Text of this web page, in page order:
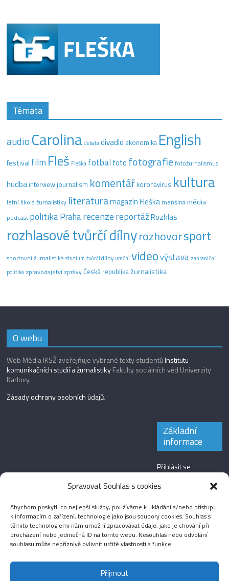
Spravovat Souhlas s cookies
Abychom poskytli co nejlepší služby, používáme k ukládání a/nebo přístupu
k informacím o zařízení, technologie jako jsou soubory cookies. Souhlas s
těmito technologiemi nám umožní zpracovávat údaje, jako je chování při
procházení nebo jedinečná ID na tomto webu. Nesouhlas nebo odvolání
souhlasu může nepříznivě ovlivnit určité vlastnosti a funkce.
Přijmout
Témata
audio Carolina debata divadlo ekonomika English
festival film Fleš Fleška fotbal foto fotografie fotožurnalismus
hudba interview journalism komentář koronavirus kultura
letní škola žurnalistiky literaturamagazín Fleška menšinamédia
podcast politikaPraharecenzereportážRozhlas
rozhlasové tvůrčí dílnyrozhovorsport
sportovní žurnalistika studium tvůrčí dílny uměnívideovýstava zahraniční
politika zpravodajstvízprávyČeská republikažurnalistika
O webu
Web Média IKSŽ zveřejňuje vybrané texty studentůInstitutu
komunikačních studií a žurnalistikyFakulty sociálních věd Univerzity
Karlovy.
Zásady ochrany osobních údajů.
Základní
informace
Přihlásit se
Zdroj kanálů
Kanál komentářů
Česká lokalizace